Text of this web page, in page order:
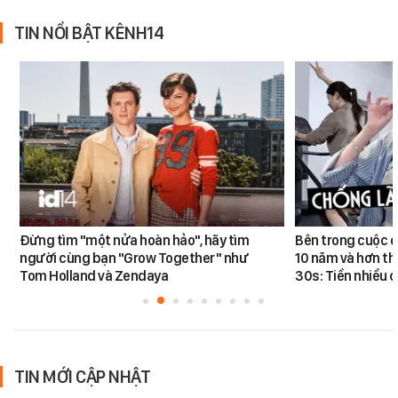
TIN NỔI BẬT KÊNH14
Đừng tìm "một nửa hoàn hảo", hãy tìm
người cùng bạn "Grow Together" như
Tom Holland và Zendaya
Bên trong cuộc
10 năm và hơn
30s: Tiền nhiều
TIN MỚI CẬP NHẬT